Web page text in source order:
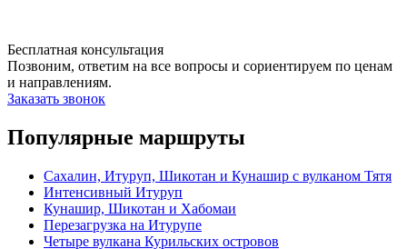
Бесплатная консультация
Позвоним, ответим на все вопросы и сориентируем по ценам
и направлениям.
Заказать звонок
Популярные маршруты
Сахалин, Итуруп, Шикотан и Кунашир с вулканом Тятя
Интенсивный Итуруп
Кунашир, Шикотан и Хабомаи
Перезагрузка на Итурупе
Четыре вулкана Курильских островов